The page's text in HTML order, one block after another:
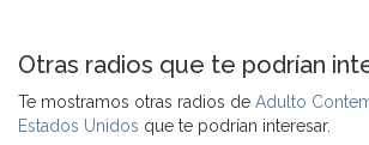
Otras radios que te podrían
Te mostramos otras radios de Adulto
Estados Unidos que te podrían interesar.